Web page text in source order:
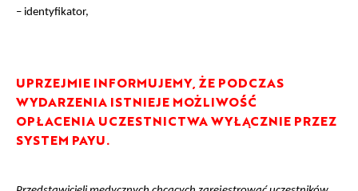
– identyfikator,
UPRZEJMIE INFORMUJEMY, ŻE PODCZAS
WYDARZENIA ISTNIEJE MOŻLIWOŚĆ
OPŁACENIA UCZESTNICTWA WYŁĄCZNIE PRZEZ
SYSTEM PAYU.